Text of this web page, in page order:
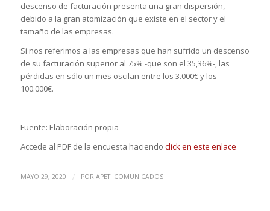
descenso de facturación presenta una gran dispersión,
debido a la gran atomización que existe en el sector y el
tamaño de las empresas.
Si nos referimos a las empresas que han sufrido un descenso
de su facturación superior al 75% -que son el 35,36%-, las
pérdidas en sólo un mes oscilan entre los 3.000€ y los
100.000€.
Fuente: Elaboración propia
Accede al PDF de la encuesta haciendo click en este enlace
MAYO 29, 2020 / POR APETI COMUNICADOS